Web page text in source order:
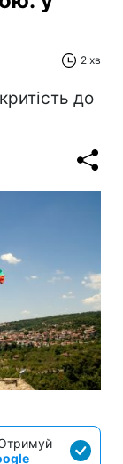
2 хв
до